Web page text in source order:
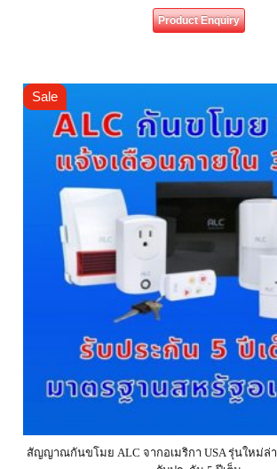
Product Enquiry
Sale
สัญญาณกันขโมย ALC จากอเมริกา USA รุ่นใหม่ล่